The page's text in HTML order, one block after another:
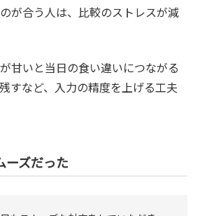
が合う人は、比較のストレスが減
甘いと当日の食い違いにつながる
すなど、入力の精度を上げる工夫
ーズだった